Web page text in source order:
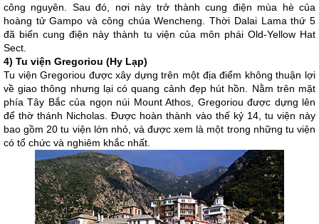
công nguyên. Sau đó, nơi này trở thành cung điện mùa hè của
hoàng tử Gampo và công chúa Wencheng. Thời Dalai Lama thứ 5
đã biến cung điện này thành tu viện của môn phái Old-Yellow Hat
Sect.
4) Tu viện Gregoriou (Hy Lạp)
Tu viện Gregoriou được xây dựng trên một địa điểm không thuận lợi
về giao thông nhưng lại có quang cảnh đẹp hút hồn. Nằm trên mặt
phía Tây Bắc của ngọn núi Mount Athos, Gregoriou được dựng lên
để thờ thánh Nicholas. Được hoàn thành vào thế kỷ 14, tu viện này
bao gồm 20 tu viện lớn nhỏ, và được xem là một trong những tu viện
có tổ chức và nghiêm khắc nhất.